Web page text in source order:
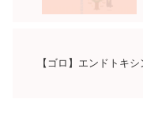
【ゴロ】エンドトキ